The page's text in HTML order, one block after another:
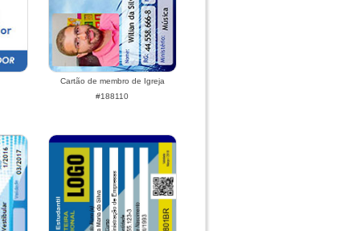
Cartão de membro de Igreja
#188110